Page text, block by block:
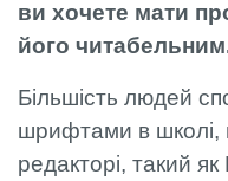
ви хочете мати
його
Більшість людей
шрифтами в школі,
редакторі, такий